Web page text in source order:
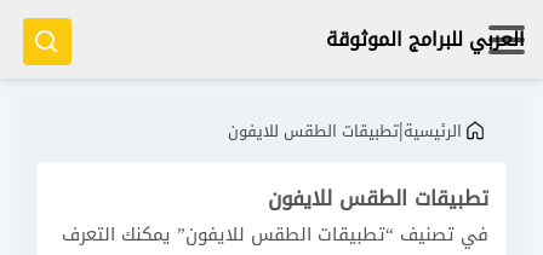
العربي للبرامج الموثوقة
الرئيسية|تطبيقات الطقس للايفون
تطبيقات الطقس للايفون
في تصنيف “تطبيقات الطقس للايفون” يمكنك التعرف